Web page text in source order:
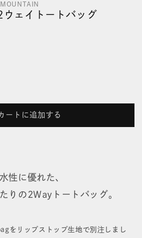
ウェイトートバッグ
ートに追加する
性に優れた、
りの2Wayトートバッグ。
をリップストップ生地で別注しまし